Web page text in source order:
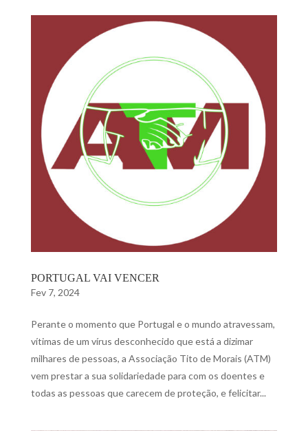
PORTUGAL VAI VENCER
Fev 7, 2024
Perante o momento que Portugal e o mundo atravessam,
vítimas de um vírus desconhecido que está a dizimar
milhares de pessoas, a Associação Tito de Morais (ATM)
vem prestar a sua solidariedade para com os doentes e
todas as pessoas que carecem de proteção, e felicitar...